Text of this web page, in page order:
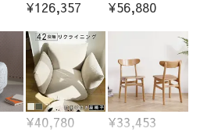
¥126,357 ¥56,880
¥40,780
¥33,453